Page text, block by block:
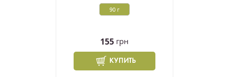
90 г
155 грн
КУПИТЬ